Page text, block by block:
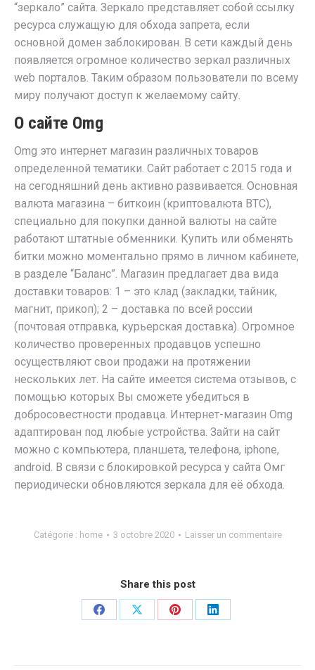
“зеркало” сайта. Зеркало представляет собой ссылку
ресурса служащую для обхода запрета, если
основной домен заблокирован. В сети каждый день
появляется огромное количество зеркал различных
web порталов. Таким образом пользователи по всему
миру получают доступ к желаемому сайту.
О сайте Omg
Omg это интернет магазин различных товаров
определенной тематики. Сайт работает с 2015 года и
на сегодняшний день активно развивается. Основная
валюта магазина – биткоин (криптовалюта BTC),
специально для покупки данной валюты на сайте
работают штатные обменники. Купить или обменять
битки можно моментально прямо в личном кабинете,
в разделе “Баланс”. Магазин предлагает два вида
доставки товаров: 1 – это клад (закладки, тайник,
магнит, прикоп); 2 – доставка по всей россии
(почтовая отправка, курьерская доставка). Огромное
количество проверенных продавцов успешно
осуществляют свои продажи на протяжении
нескольких лет. На сайте имеется система отзывов, с
помощью которых Вы сможете убедиться в
добросовестности продавца. Интернет-магазин Omg
адаптирован под любые устройства. Зайти на сайт
можно с компьютера, планшета, телефона, iphone,
android. В связи с блокировкой ресурса у сайта Омг
периодически обновляются зеркала для её обхода.
Catégorie : home 3 octobre 2020 Laisser un commentaire
Share this post